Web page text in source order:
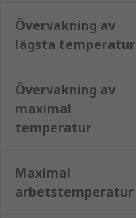
Övervakning av
lägsta temperatur
Övervakning av
maximal
temperatur
Maximal
arbetstemperatur